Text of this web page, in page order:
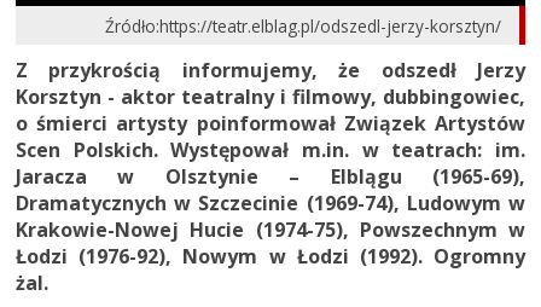
Źródło:https://teatr.elblag.pl/odszedl-jerzy-korsztyn/
Z przykrością informujemy, że odszedł Jerzy
Korsztyn - aktor teatralny i filmowy, dubbingowiec,
o śmierci artysty poinformował Związek Artystów
Scen Polskich. Występował m.in. w teatrach: im.
Jaracza w Olsztynie – Elblągu (1965-69),
Dramatycznych w Szczecinie (1969-74), Ludowym w
Krakowie-Nowej Hucie (1974-75), Powszechnym w
Łodzi (1976-92), Nowym w Łodzi (1992). Ogromny
żal.